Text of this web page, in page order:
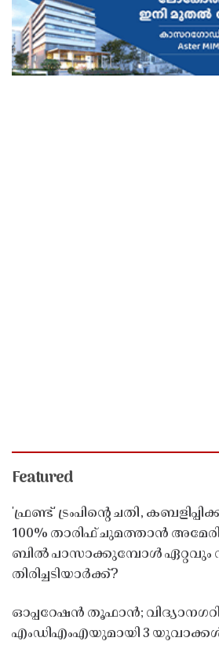
Featured
'ഫ്രണ്ട്' ട്രംപിന്റെ ചതി,
100% താരിഫ് ചുമത്താൻ
ബിൽ പാസാക്കുമ്പോൾ ഏറ്റവും
തിരിച്ചടിയാർക്ക്?
ഓപ്പറേഷൻ തൂഫാൻ;
എംഡിഎംഎയുമായി 3 യുവാക്കൾ